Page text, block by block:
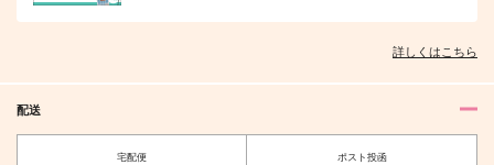
詳しくはこちら
配送
宅配便 ポスト投函